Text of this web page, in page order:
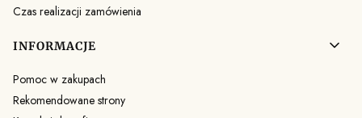
Czas realizacji zamówienia
INFORMACJE
Pomoc w zakupach
Rekomendowane strony